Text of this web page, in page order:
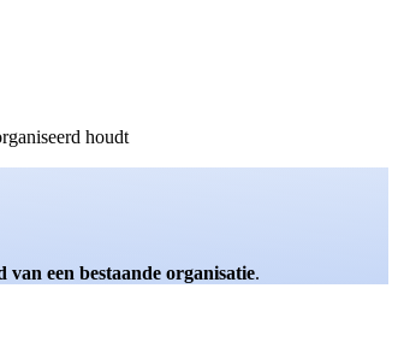
houdt
van een bestaande organisatie.